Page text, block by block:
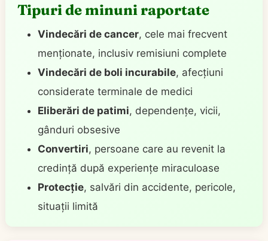
Tipuri de minuni raportate
Vindecări de cancer, cele mai frecvent
menționate, inclusiv remisiuni complete
Vindecări de boli incurabile, afecțiuni
considerate terminale de medici
Eliberări de patimi, dependențe, vicii,
gânduri obsesive
Convertiri, persoane care au revenit la
credință după experiențe miraculoase
Protecție, salvări din accidente, pericole,
situații limită